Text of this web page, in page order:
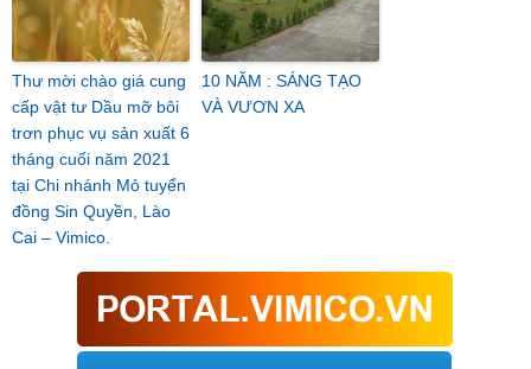
Thư mời chào giá cung
cấp vật tư Dầu mỡ bôi
trơn phục vụ sản xuất 6
tháng cuối năm 2021
tại Chi nhánh Mỏ tuyển
đồng Sin Quyền, Lào
Cai – Vimico.
10 NĂM : SÁNG TẠO
VÀ VƯƠN XA